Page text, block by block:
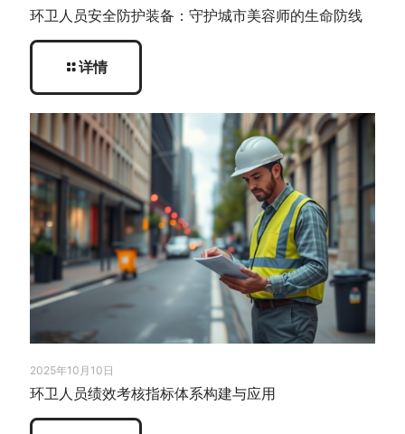
环卫人员安全防护装备：守护城市美容师的生命防线
详情
2025年10月10日
环卫人员绩效考核指标体系构建与应用